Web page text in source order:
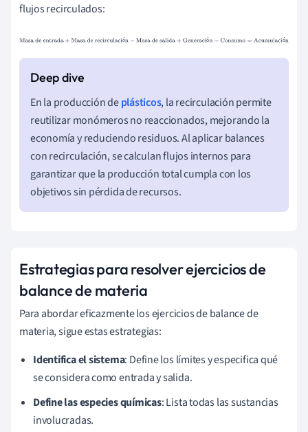
flujos recirculados:
ó ó ó
Masa de entrada+Masa de recirculación−Masa de
salida+Generación−Consumo=Acumulación
En la producción deplásticos, la recirculación permite
reutilizar monómeros no reaccionados, mejorando la
economía y reduciendo residuos. Al aplicar balances
con recirculación, se calculan flujos internos para
garantizar que la producción total cumpla con los
objetivos sin pérdida de recursos.
Estrategias para resolver ejercicios de
balance de materia
Para abordar eficazmente los ejercicios de balance de
materia, sigue estas estrategias:
Identifica el sistema: Define los límites y especifica qué
se considera como entrada y salida.
Define las especies químicas: Lista todas las sustancias
involucradas.